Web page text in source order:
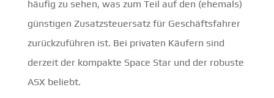
häufig zu sehen, was zum Teil auf den (ehemals)
günstigen Zusatzsteuersatz für Geschäftsfahrer
zurückzuführen ist. Bei privaten Käufern sind
derzeit der kompakte Space Star und der robuste
ASX beliebt.